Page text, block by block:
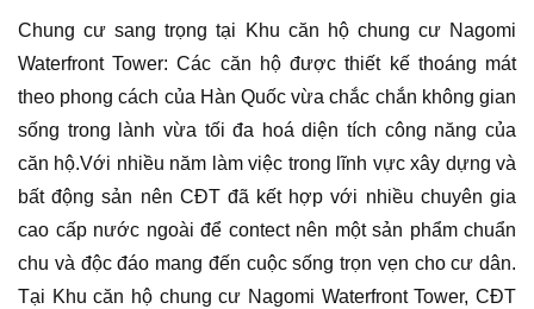
Chung cư sang trọng tại Khu căn hộ chung cư Nagomi
Waterfront Tower: Các căn hộ được thiết kế thoáng mát
theo phong cách của Hàn Quốc vừa chắc chắn không gian
sống trong lành vừa tối đa hoá diện tích công năng của
căn hộ.Với nhiều năm làm việc trong lĩnh vực xây dựng và
bất động sản nên CĐT đã kết hợp với nhiều chuyên gia
cao cấp nước ngoài để contect nên một sản phẩm chuẩn
chu và độc đáo mang đến cuộc sống trọn vẹn cho cư dân.
Tại Khu căn hộ chung cư Nagomi Waterfront Tower, CĐT